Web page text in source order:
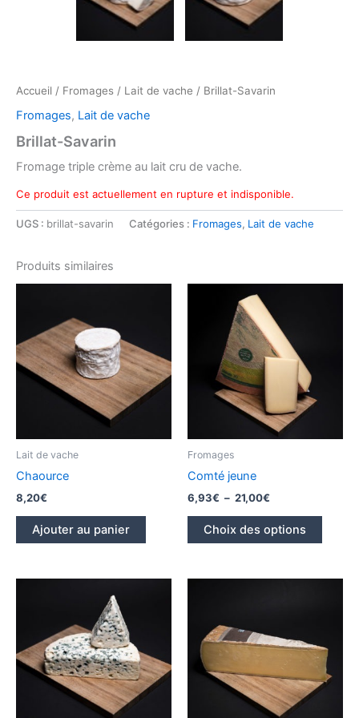
Accueil / Fromages / Lait de vache / Brillat-Savarin
Fromages, Lait de vache
Brillat-Savarin
Fromage triple crème au lait cru de vache.
Ce produit est actuellement en rupture et indisponible.
UGS : brillat-savarin Catégories : Fromages, Lait de vache
Produits similaires
Lait de vache
Chaource
8,20€
Ajouter au panier
Fromages
Comté jeune
6,93€ – 21,00€
prix :
6,93€
Choix des options
Ce
être